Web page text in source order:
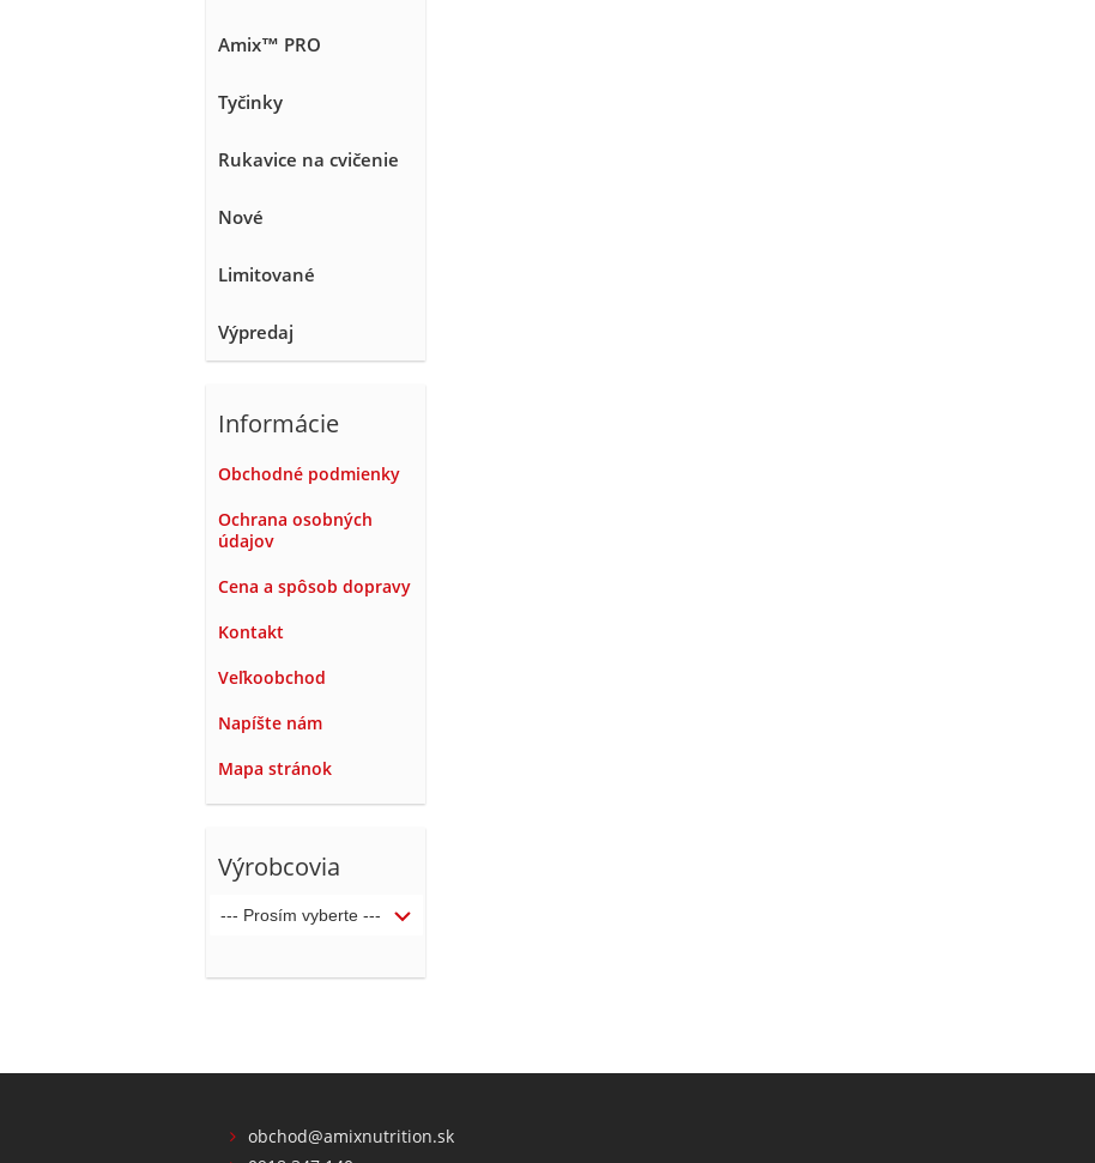
Amix™ PRO
Tyčinky
Rukavice na cvičenie
Nové
Limitované
Výpredaj
Informácie
Obchodné podmienky
Ochrana osobných
údajov
Cena a spôsob dopravy
Kontakt
Veľkoobchod
Napíšte nám
Mapa stránok
Výrobcovia
obchod@amixnutrition.sk